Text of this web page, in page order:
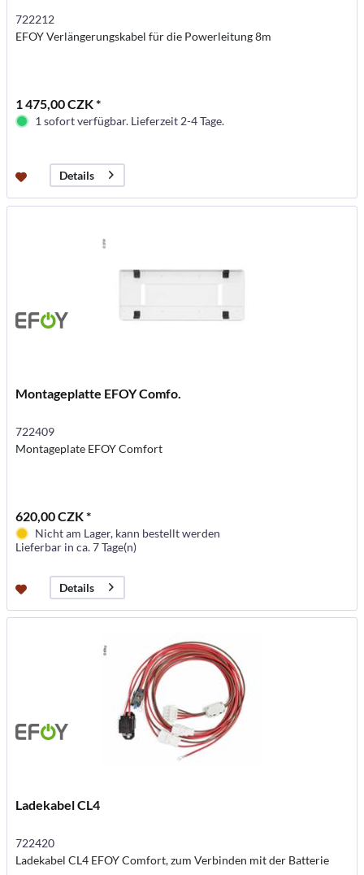
722212
EFOY Verlängerungskabel für die Powerleitung 8m
1 475,00 CZK *
1 sofort verfügbar. Lieferzeit 2-4 Tage.
Details
Montageplatte EFOY Comfo.
722409
Montageplate EFOY Comfort
620,00 CZK *
Nicht am Lager, kann bestellt werden
Lieferbar in ca. 7 Tage(n)
Details
Ladekabel CL4
722420
Ladekabel CL4 EFOY Comfort, zum Verbinden mit der Batterie